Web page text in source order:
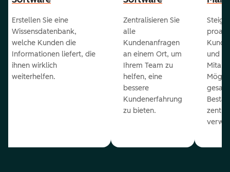
Erstellen Sie eine
Wissensdatenbank,
welche Kunden die
Informationen liefert, die
ihnen wirklich
weiterhelfen.
Zentralisieren Sie
alle
Kundenanfragen
an einem Ort, um
Ihrem Team zu
helfen, eine
bessere
Kundenerfahrung
zu bieten.
und